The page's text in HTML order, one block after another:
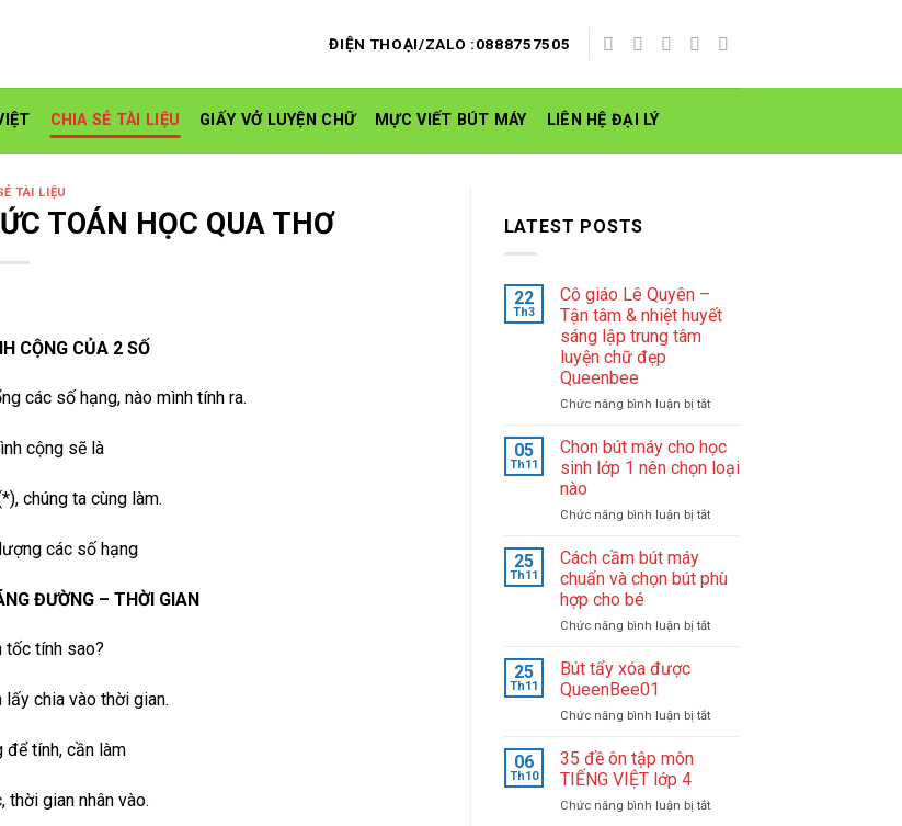
ĐIỆN THOẠI/ZALO :0888757505
CHIA SẺ TÀI LIỆU GIẤY VỞ LUYỆN CHỮ MỰC VIẾT BÚT MÁY LIÊN HỆ ĐẠI LÝ
TÀI LIỆU
TOÁN HỌC QUA THƠ
CỘNG CỦA 2 SỐ
các số hạng, nào mình tính ra.
cộng sẽ là
chúng ta cùng làm.
các số hạng
ĐƯỜNG – THỜI GIAN
tốc tính sao?
chia vào thời gian.
để tính, cần làm
thời gian nhân vào.
LATEST POSTS
22
Th3
Cô giáo Lê Quyên –
Tận tâm & nhiệt huyết
sáng lập trung tâm
luyện chữ đẹp
Queenbee
Chức năng bình luận bị tắtở
Lê
Quyên
Tận
nhiệt
huyết
lập
đẹp
05
Th11
Chon bút máy cho học
sinh lớp 1 nên chọn loại
nào
Chức năng bình luận bị tắtở
máy
cho
sinh
loại
25
Th11
Cách cầm bút máy
chuẩn và chọn bút phù
hợp cho bé
Chức năng bình luận bị tắtở
chuẩn
hợp
25
Th11
Bút tẩy xóa được
QueenBee01
Chức năng bình luận bị tắtở
QueenBee01
06
Th10
35 đề ôn tập môn
TIẾNG VIỆT lớp 4
Chức năng bình luận bị tắtở